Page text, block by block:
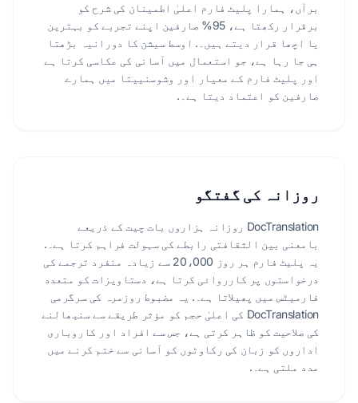
برآں، ہمارا پلیٹ فارم اعلیٰ اطمینان کی شرح کو
برقرار رکھتا ہے، 95% صارفین اپنے تجربے کو بہترین
یا اچھا قرار دیتے ہیں۔. اوسط سیشن کا دورانیہ بڑھتا
ہی جا رہا ہے، جو استعمال میں آسانی کی عکاسی کرتا ہے
اور پلیٹ فارم کے معیار اور وشوسنییتا میں ہمارے
صارفین کو اعتماد دیتا ہے۔.
روزانہ کی گفتگو
DocTranslation روزانہ ہزاروں بات چیت کے ذریعے
بامعنی بین الثقافتی رابطے کی سہولت فراہم کرتا ہے۔.
یہ پلیٹ فارم ہر روز 20،000 سے زیادہ منفرد ترجمے کی
درخواستوں پر کارروائی کرتا ہے، دستاویزات کو متعدد
فارمیٹس میں پھیلاتا ہے۔. یہ مضبوط روزمرہ کی سرگرمی
DocTranslation کی اعلیٰ حجم کو مؤثر طریقے سے سنبھالنے
کی صلاحیت کو ظاہر کرتی ہے، جس سے افراد اور کاروباری
اداروں کو زبان کی رکاوٹوں کو آسانی سے ختم کرنے میں
مدد ملتی ہے۔.